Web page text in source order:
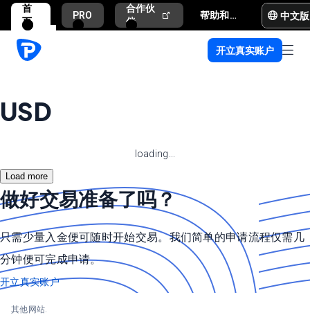
首
页
PRO
合作伙
伴
帮助和支持 中文版
开立真实账户
USD
loading...
Load more
做好交易准备了吗？
只需少量入金便可随时开始交易。我们简单的申请流程仅需几
分钟便可完成申请。
开立真实账户
其他网站.